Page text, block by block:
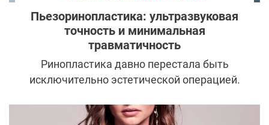
Пьезоринопластика: ультразвуковая
точность и минимальная
травматичность
Ринопластика давно перестала быть
исключительно эстетической операцией.
строится на точности, сохранении